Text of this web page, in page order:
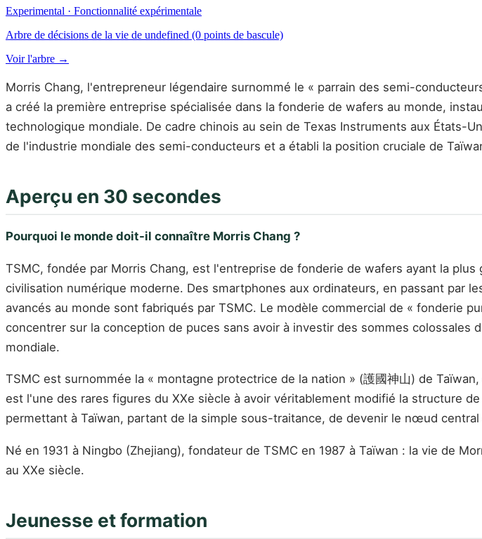
Experimental · Fonctionnalité expérimentale
Arbre de décisions de la vie de undefined (0 points de bascule)
Voir l'arbre →
Morris Chang, l'entrepreneur légendaire surnommé le « parrain des semi-
a créé la première entreprise spécialisée dans la fonderie de wafers au monde,
technologique mondiale. De cadre chinois au sein de Texas Instruments aux États-
de l'industrie mondiale des semi-conducteurs et a établi la position cruciale de
Aperçu en 30 secondes
Pourquoi le monde doit-il connaître Morris Chang ?
TSMC, fondée par Morris Chang, est l'entreprise de fonderie de wafers ayant la
civilisation numérique moderne. Des smartphones aux ordinateurs, en passant par
avancés au monde sont fabriqués par TSMC. Le modèle commercial de « fonderie
concentrer sur la conception de puces sans avoir à investir des sommes
mondiale.
TSMC est surnommée la « montagne protectrice de la nation » (護國神山) de
est l'une des rares figures du XXe siècle à avoir véritablement modifié la structure
permettant à Taïwan, partant de la simple sous-traitance, de devenir le nœud
Né en 1931 à Ningbo (Zhejiang), fondateur de TSMC en 1987 à Taïwan : la vie de
au XXe siècle.
Jeunesse et formation